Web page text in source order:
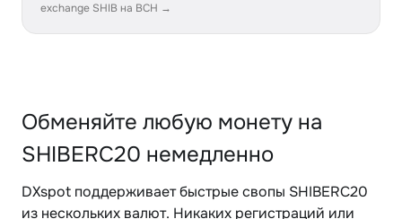
exchange SHIB на BCH →
Обменяйте любую монету на
SHIBERC20 немедленно
DXspot поддерживает быстрые свопы SHIBERC20
из нескольких валют. Никаких регистраций или